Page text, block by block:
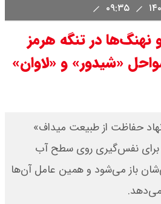
نهنگ‌ها در تنگه هرمز
«شیدور» و «لاوان»
حفاظت از طبیعت میداف»
برای نفس‌گیری روی سطح آب
باز می‌شود و همین عامل آن‌ها
می‌دهد.